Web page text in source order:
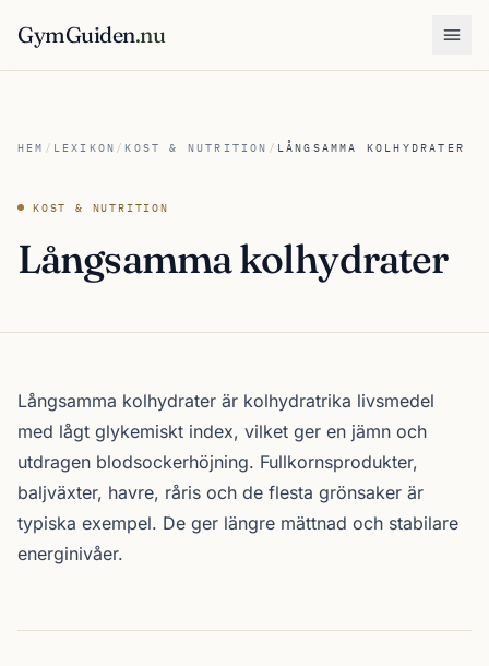
GymGuiden.nu
HEM / LEXIKON /KOST & NUTRITION / LÅNGSAMMA KOLHYDRATER
KOST & NUTRITION
Långsamma kolhydrater
Långsamma kolhydrater är kolhydratrika livsmedel
med lågt glykemiskt index, vilket ger en jämn och
utdragen blodsockerhöjning. Fullkornsprodukter,
baljväxter, havre, råris och de flesta grönsaker är
typiska exempel. De ger längre mättnad och stabilare
energinivåer.